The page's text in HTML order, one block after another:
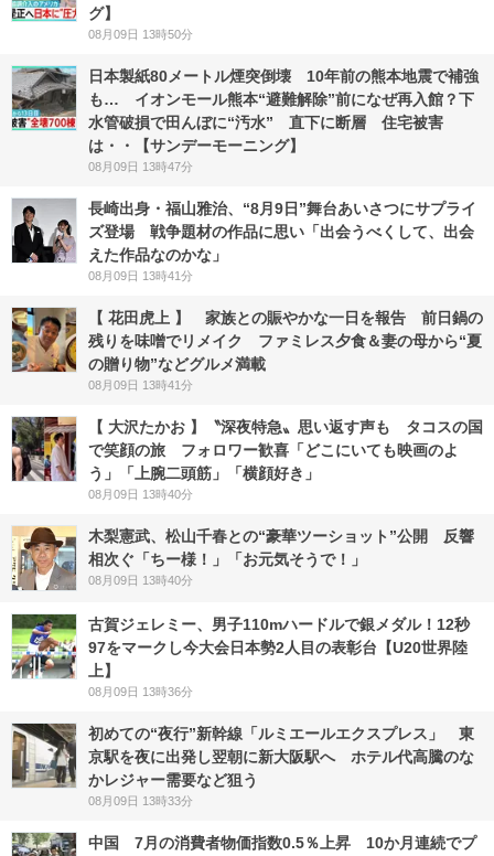
グ】
08月09日 13時50分
日本製紙80メートル煙突倒壊 10年前の熊本地震で補強
も… イオンモール熊本“避難解除”前になぜ再入館？下
水管破損で田んぼに“汚水” 直下に断層 住宅被害
は・・【サンデーモーニング】
08月09日 13時47分
長崎出身・福山雅治、“8月9日”舞台あいさつにサプライ
ズ登場 戦争題材の作品に思い「出会うべくして、出会
えた作品なのかな」
08月09日 13時41分
【 花田虎上 】 家族との賑やかな一日を報告 前日鍋の
残りを味噌でリメイク ファミレス夕食＆妻の母から“夏
の贈り物”などグルメ満載
08月09日 13時41分
【 大沢たかお 】〝深夜特急〟思い返す声も タコスの国
で笑顔の旅 フォロワー歓喜「どこにいても映画のよ
う」「上腕二頭筋」「横顔好き」
08月09日 13時40分
木梨憲武、松山千春との“豪華ツーショット”公開 反響
相次ぐ「ちー様！」「お元気そうで！」
08月09日 13時40分
古賀ジェレミー、男子110mハードルで銀メダル！12秒
97をマークし今大会日本勢2人目の表彰台【U20世界陸
上】
08月09日 13時36分
初めての“夜行”新幹線「ルミエールエクスプレス」 東
京駅を夜に出発し翌朝に新大阪駅へ ホテル代高騰のな
かレジャー需要など狙う
08月09日 13時33分
中国 7月の消費者物価指数0.5％上昇 10か月連続でプ